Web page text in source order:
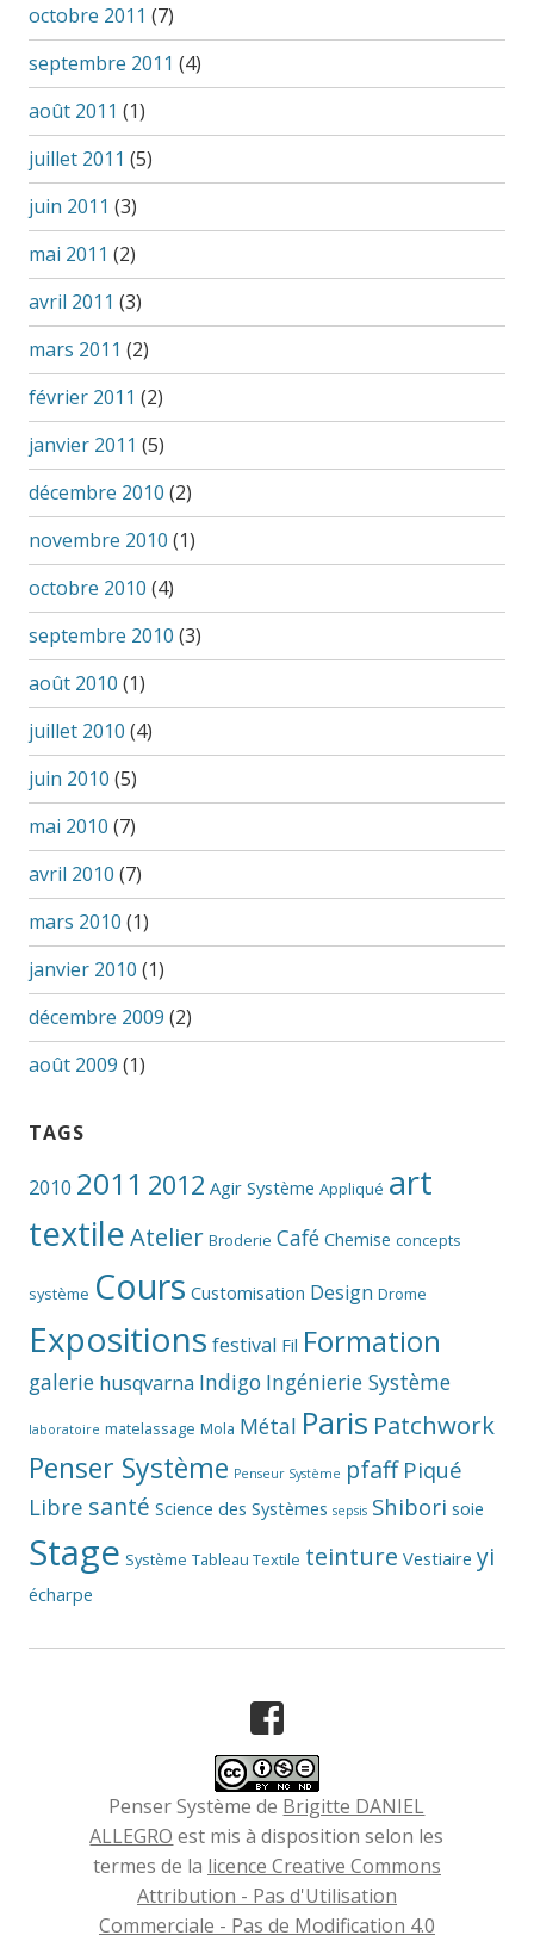
octobre 2011 (7)
septembre 2011 (4)
août 2011 (1)
juillet 2011 (5)
juin 2011 (3)
mai 2011 (2)
avril 2011 (3)
mars 2011 (2)
février 2011 (2)
janvier 2011 (5)
décembre 2010 (2)
novembre 2010 (1)
octobre 2010 (4)
septembre 2010 (3)
août 2010 (1)
juillet 2010 (4)
juin 2010 (5)
mai 2010 (7)
avril 2010 (7)
mars 2010 (1)
janvier 2010 (1)
décembre 2009 (2)
août 2009 (1)
TAGS
2010 2011 2012 Agir Système Appliqué art
textileAtelier Broderie Café Chemise concepts
système Cours Customisation Design Drome
Expositions festival Fil Formation
galerie husqvarna Indigo Ingénierie Système
laboratoire matelassage Mola Métal Paris Patchwork
Penser Système Penseur Système pfaff Piqué
Libre santé Science des Systèmes sepsis Shibori soie
Stage Système Tableau Textile teinture Vestiaire yi
écharpe
Facebook
Penser Système de Brigitte DANIEL
ALLEGRO est mis à disposition selon les
termes de la licence Creative Commons
Attribution - Pas d'Utilisation
Commerciale - Pas de Modification 4.0